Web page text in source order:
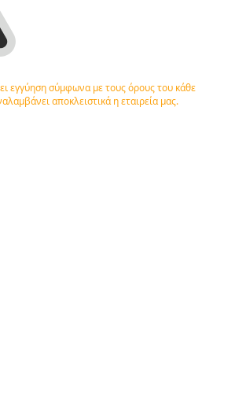
εγγύηση σύμφωνα με τους όρους του κάθε
αποκλειστικά η εταιρεία μας.